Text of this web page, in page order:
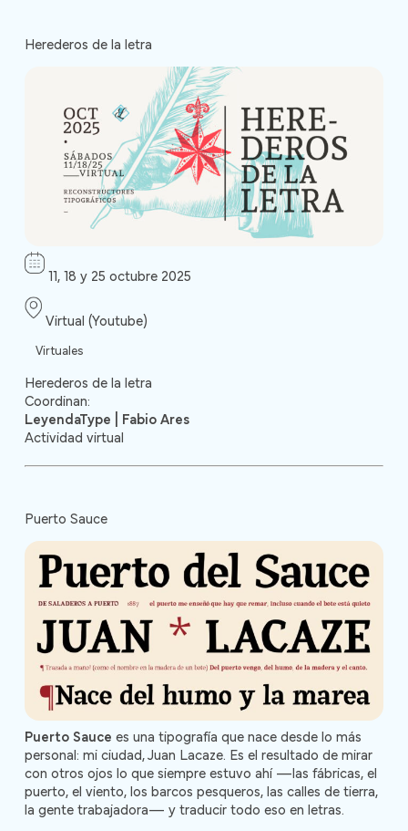
Herederos de la letra
11, 18 y 25 octubre 2025
Virtual (Youtube)
Virtuales
Herederos de la letra
Coordinan:
LeyendaType | Fabio Ares
Actividad virtual
Puerto Sauce
Puerto Sauce es una tipografía que nace desde lo más
personal: mi ciudad, Juan Lacaze. Es el resultado de mirar
con otros ojos lo que siempre estuvo ahí —las fábricas, el
puerto, el viento, los barcos pesqueros, las calles de tierra,
la gente trabajadora— y traducir todo eso en letras.